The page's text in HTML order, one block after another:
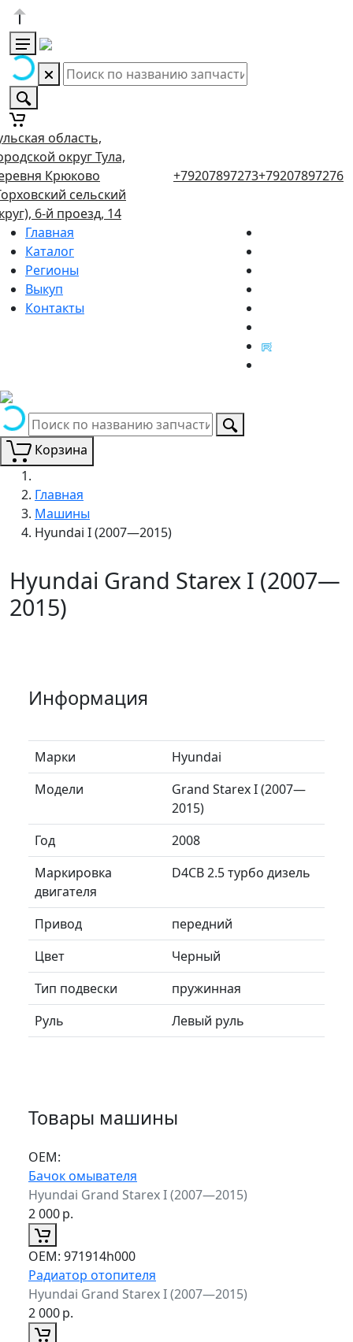
область,
округ Тула,
Крюково
сельский
6-й проезд, 14
+79207897273+79207897276
Главная
Каталог
Регионы
Выкуп
Контакты
Корзина
Главная
Машины
Hyundai I (2007—2015)
Hyundai Grand Starex I (2007—
2015)
Информация
Марки
Hyundai
Модели
Grand Starex I (2007—
2015)
Год
2008
Маркировка
двигателя
D4CB 2.5 турбо дизель
Привод
передний
Цвет
Черный
Тип подвески
пружинная
Руль
Левый руль
Товары машины
ОЕМ:
Бачок омывателя
Hyundai Grand Starex I (2007—2015)
2 000р.
ОЕМ: 971914h000
Радиатор отопителя
Hyundai Grand Starex I (2007—2015)
2 000р.